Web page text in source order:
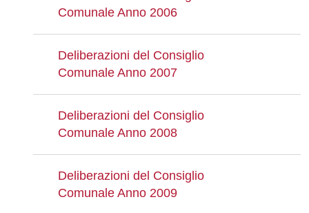
Comunale Anno 2006
Deliberazioni del Consiglio
Comunale Anno 2007
Deliberazioni del Consiglio
Comunale Anno 2008
Deliberazioni del Consiglio
Comunale Anno 2009